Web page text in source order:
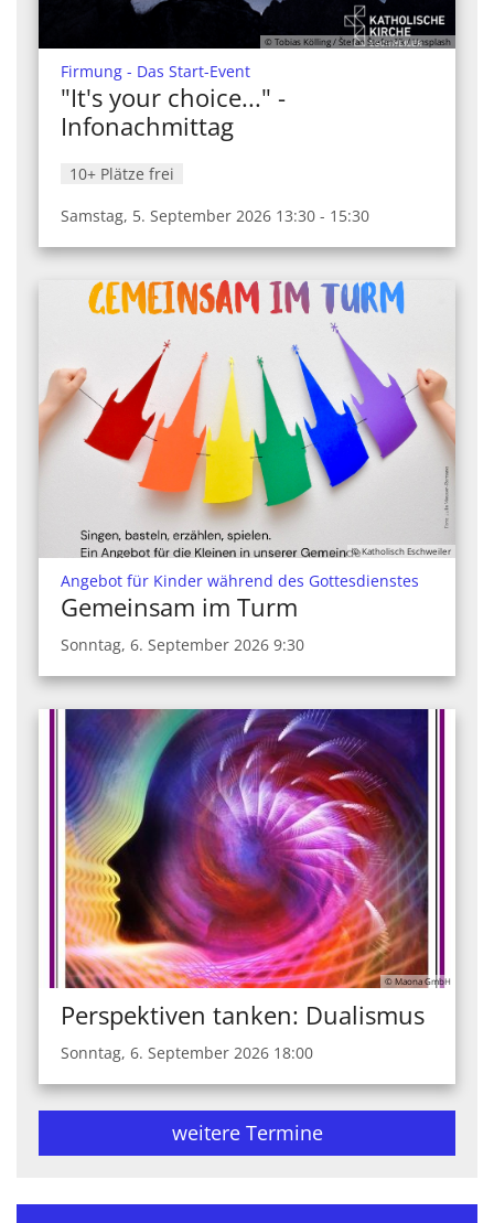
© Tobias Kölling / Štefan Štefančík / Unsplash
Firmung - Das Start-Event:
"It's your choice..." -
Infonachmittag
10+ Plätze frei
Samstag, 5. September 2026 13:30 - 15:30
© Katholisch Eschweiler
Angebot für Kinder während des Gottesdienstes
Gemeinsam im Turm
Sonntag, 6. September 2026 9:30
© Maona GmbH
Perspektiven tanken: Dualismus
Sonntag, 6. September 2026 18:00
weitere Termine